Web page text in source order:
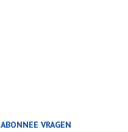
ABONNEE VRAGEN